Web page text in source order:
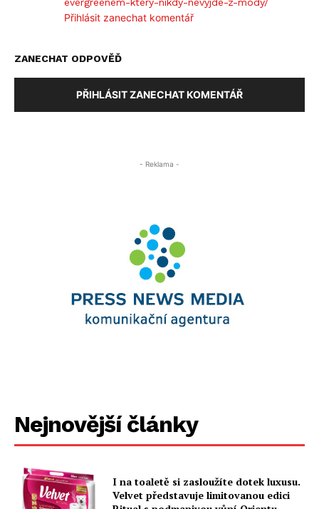
evergreenem-ktery-nikdy-nevyjde-z-mody/
Přihlásit zanechat komentář
ZANECHAT ODPOVĚĎ
PŘIHLÁSIT ZANECHAT KOMENTÁŘ
- Reklama -
Nejnovější články
I na toaletě si zasloužíte dotek luxusu.
Velvet představuje limitovanou edici